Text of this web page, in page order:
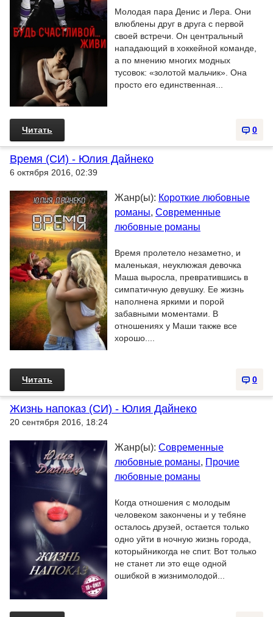
Молодая пара Денис и Лера. Они
влюблены друг в друга с первой
своей встречи. Он центральный
нападающий в хоккейной команде,
а по мнению многих модных
тусовок: «золотой мальчик». Она
просто его единственная...
0
Читать
Время (СИ) - Юлия Дайнеко
6 октября 2016, 02:39
Жанр(ы): Короткие любовные
романы, Современные
любовные романы
Время пролетело незаметно, и
маленькая, неуклюжая девочка
Маша выросла, превратившись в
симпатичную девушку. Ее жизнь
наполнена яркими и порой
забавными моментами. В
отношениях у Маши также все
хорошо....
0
Читать
Жизнь напоказ (СИ) - Юлия Дайнеко
20 сентября 2016, 18:24
Жанр(ы): Современные
любовные романы, Прочие
любовные романы
Когда отношения с молодым
человеком закончены и у тебяне
осталось друзей, остается только
одно уйти в ночную жизнь города,
которыйникогда не спит. Вот только
не станет ли это еще одной
ошибкой в жизнимолодой...